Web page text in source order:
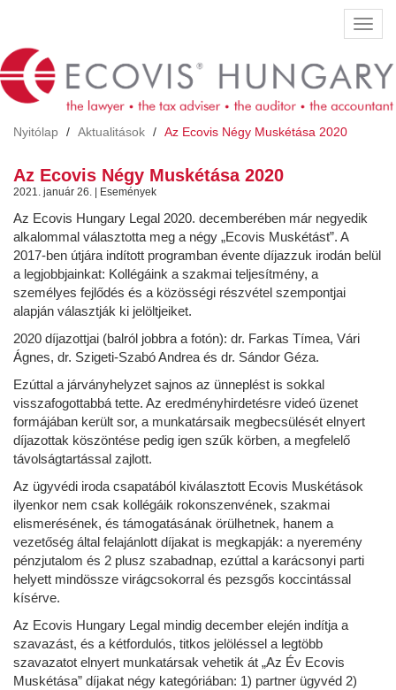
Nyitólap Aktualitások Az Ecovis Négy Muskétása 2020
Az Ecovis Négy Muskétása 2020
2021. január 26. | Események
Az Ecovis Hungary Legal 2020. decemberében már negyedik
alkalommal választotta meg a négy „Ecovis Muskétást”. A
2017-ben útjára indított programban évente díjazzuk irodán belül
a legjobbjainkat: Kollégáink a szakmai teljesítmény, a
személyes fejlődés és a közösségi részvétel szempontjai
alapján választják ki jelöltjeiket.
2020 díjazottjai (balról jobbra a fotón): dr. Farkas Tímea, Vári
Ágnes, dr. Szigeti-Szabó Andrea és dr. Sándor Géza.
Ezúttal a járványhelyzet sajnos az ünneplést is sokkal
visszafogottabbá tette. Az eredményhirdetésre videó üzenet
formájában került sor, a munkatársaik megbecsülését elnyert
díjazottak köszöntése pedig igen szűk körben, a megfelelő
távolságtartással zajlott.
Az ügyvédi iroda csapatából kiválasztott Ecovis Muskétások
ilyenkor nem csak kollégáik rokonszenvének, szakmai
elismerésének, és támogatásának örülhetnek, hanem a
vezetőség által felajánlott díjakat is megkapják: a nyeremény
pénzjutalom és 2 plusz szabadnap, ezúttal a karácsonyi parti
helyett mindössze virágcsokorral és pezsgős koccintással
kísérve.
Az Ecovis Hungary Legal mindig december elején indítja a
szavazást, és a kétfordulós, titkos jelöléssel a legtöbb
szavazatot elnyert munkatársak vehetik át „Az Év Ecovis
Muskétása” díjakat négy kategóriában: 1) partner ügyvéd 2)